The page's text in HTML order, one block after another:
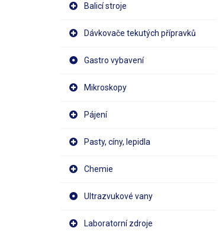
Balicí stroje
Dávkovače tekutých přípravků
Gastro vybavení
Mikroskopy
Pájení
Pasty, cíny, lepidla
Chemie
Ultrazvukové vany
Laboratorní zdroje